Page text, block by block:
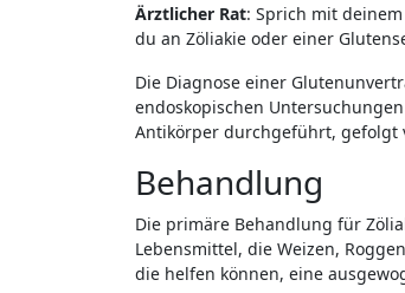
Ärztlicher Rat: Sprich mit
du an Zöliakie oder einer
Die Diagnose einer
endoskopischen
Antikörper durchgeführt, gefolgt
Behandlung
Die primäre Behandlung für
Lebensmittel, die Weizen,
die helfen können, eine